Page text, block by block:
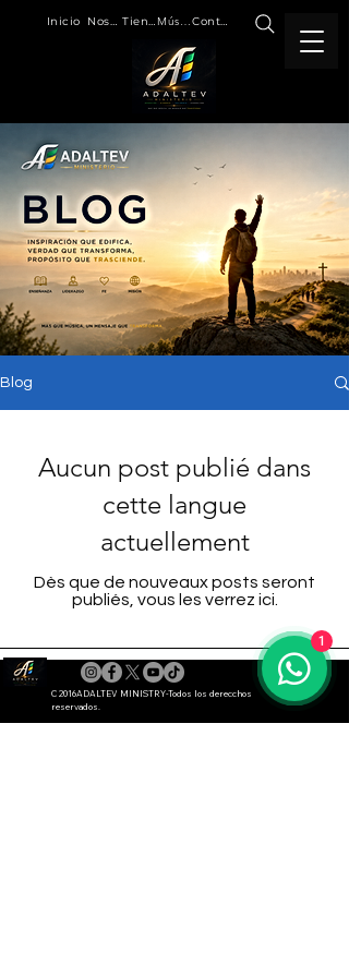
Inicio
Blog
Aucun post publié dans
cette langue
actuellement
Dès que de nouveaux posts seront
publiés, vous les verrez ici.
C 2016ADALTEV MINISTRY-Todos los derecchos
reservados.
1